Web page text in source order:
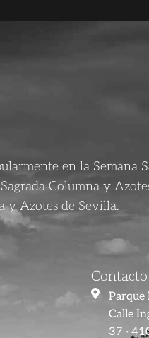
en la Semana
Columna y
y Azotes de Sevilla.
Contacto
Parque
Calle
37 ·